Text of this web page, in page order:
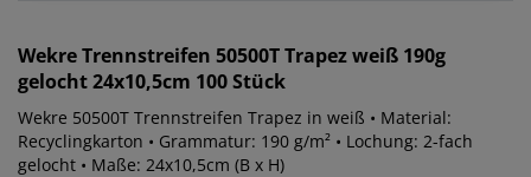
WekreTrennstreifen 50500T Trapez weiß 190g
gelocht 24x10,5cm 100 Stück
Wekre 50500T Trennstreifen Trapez in weiß • Material:
Recyclingkarton • Grammatur: 190 g/m² • Lochung: 2-fach
gelocht • Maße: 24x10,5cm (B x H)